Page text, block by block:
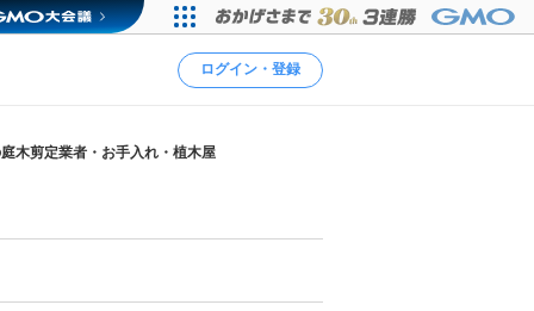
ログイン・登録
木剪定業者・お手入れ・植木屋